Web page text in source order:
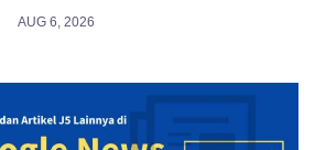
AUG 6, 2026